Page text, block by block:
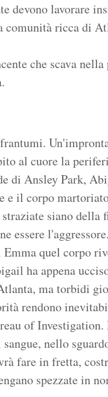
devono lavorare
comunità ricca di
che scava
al cuore la
di Ansley Park,
e il corpo
siano della
essere
Emma quel corpo
ha appena
ma torbidi
rendono
of
nello
fare in fretta,
spezzate in